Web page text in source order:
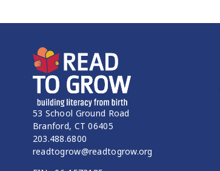
53 School Ground Road
Branford, CT 06405
203.488.6800
readtogrow@readtogrow.org